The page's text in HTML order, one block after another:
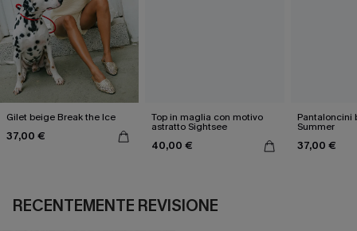
Gilet beige Break the Ice
37,00 €
Top in maglia con motivo
astratto Sightsee
40,00 €
Pantaloncini
Summer
37,00 €
RECENTEMENTE REVISIONE